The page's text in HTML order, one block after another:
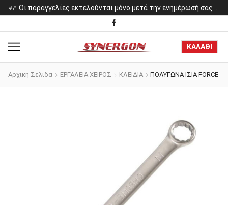
ΚΑΛΑΘΙ
Αρχική Σελίδα ΕΡΓΑΛΕΙΑ ΧΕΙΡΟΣ ΚΛΕΙΔΙΑ ΠΟΛΥΓΩΝΑ ΙΣΙΑ FORCE